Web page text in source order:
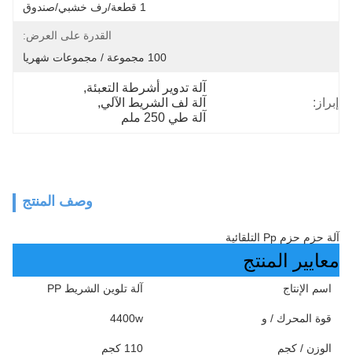
1 قطعة/رف خشبي/صندوق
القدرة على العرض:
100 مجموعة / مجموعات شهريا
إبراز:
آلة تدوير أشرطة التعبئة,
آلة لف الشريط الآلي,
آلة طي 250 ملم
وصف المنتج
آلة حزم حزم Pp التلقائية
معايير المنتج
اسم الإنتاج آلة تلوين الشريط PP
قوة المحرك / و 4400w
الوزن / كجم 110 كجم